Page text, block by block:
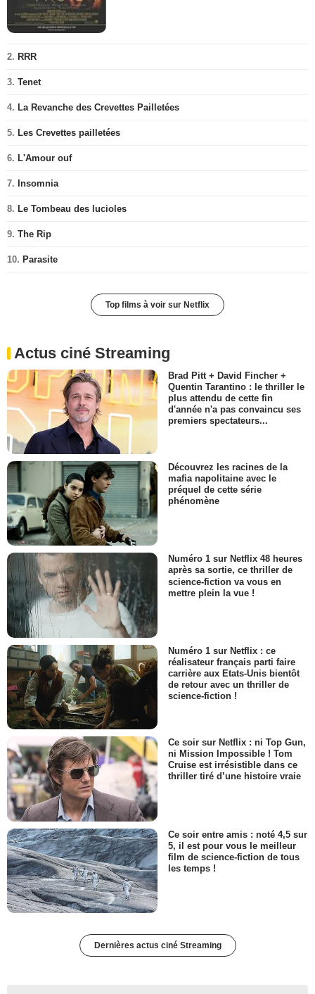
2. RRR
3. Tenet
4. La Revanche des Crevettes Pailletées
5. Les Crevettes pailletées
6. L'Amour ouf
7. Insomnia
8. Le Tombeau des lucioles
9. The Rip
10. Parasite
Top films à voir sur Netflix
Actus ciné Streaming
Brad Pitt + David Fincher +
Quentin Tarantino : le thriller le
plus attendu de cette fin
d'année n'a pas convaincu ses
premiers spectateurs...
Découvrez les racines de la
mafia napolitaine avec le
préquel de cette série
phénomène
Numéro 1 sur Netflix 48 heures
après sa sortie, ce thriller de
science-fiction va vous en
mettre plein la vue !
Numéro 1 sur Netflix : ce
réalisateur français parti faire
carrière aux Etats-Unis bientôt
de retour avec un thriller de
science-fiction !
Ce soir sur Netflix : ni Top Gun,
ni Mission Impossible ! Tom
Cruise est irrésistible dans ce
thriller tiré d’une histoire vraie
Ce soir entre amis : noté 4,5 sur
5, il est pour vous le meilleur
film de science-fiction de tous
les temps !
Dernières actus ciné Streaming